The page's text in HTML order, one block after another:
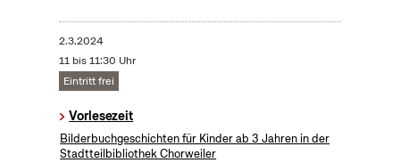
2.3.2024
11 bis 11:30 Uhr
Eintritt frei
Vorlesezeit
Bilderbuchgeschichten für Kinder ab 3 Jahren in der
Stadtteilbibliothek Chorweiler